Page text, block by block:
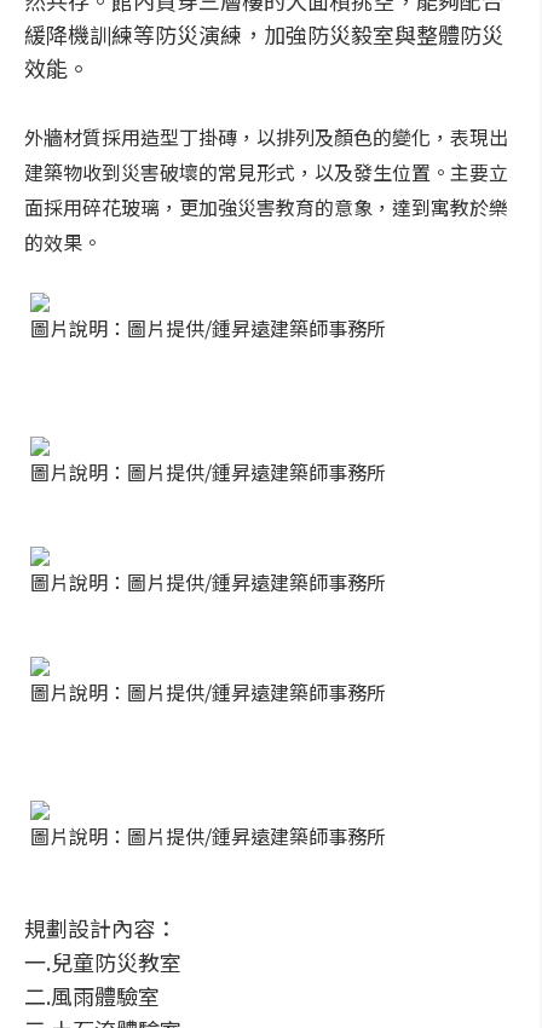
緩降機訓練等防災演練，加強防災毅室與整體防災
效能。
外牆材質採用造型丁掛磚，以排列及顏色的變化，表現出
建築物收到災害破壞的常見形式，以及發生位置。主要立
面採用碎花玻璃，更加強災害教育的意象，達到寓教於樂
的效果。
圖片說明：圖片提供/鍾昇遠建築師事務所
圖片說明：圖片提供/鍾昇遠建築師事務所
圖片說明：圖片提供/鍾昇遠建築師事務所
圖片說明：圖片提供/鍾昇遠建築師事務所
圖片說明：圖片提供/鍾昇遠建築師事務所
規劃設計內容：
一.兒童防災教室
二.風雨體驗室